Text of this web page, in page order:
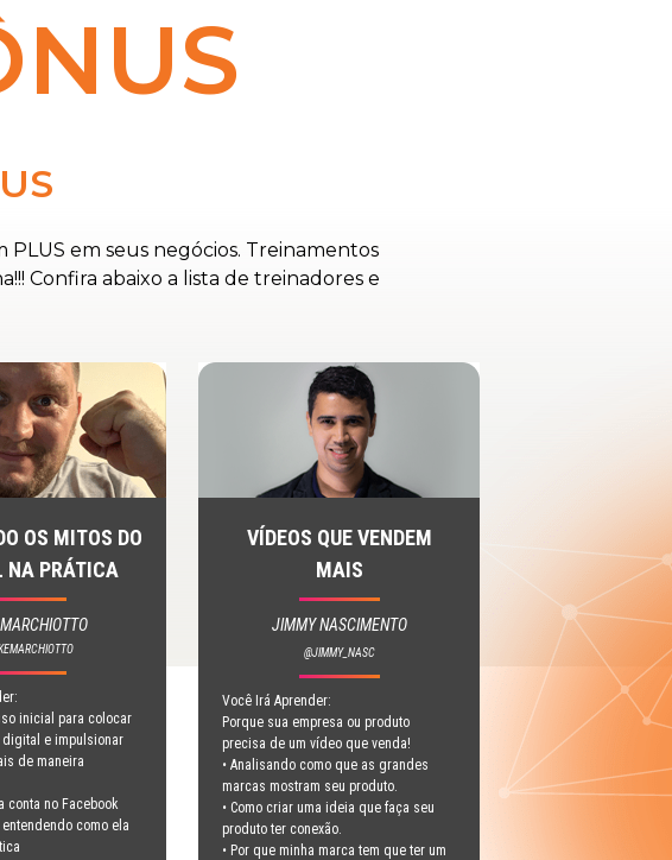
PLUS em seus negócios. Treinamentos
Confira abaixo a lista de treinadores e
OS MITOS DO
NA PRÁTICA
inicial para colocar
digital e impulsionar
de maneira
conta no Facebook
como ela
VÍDEOS QUE VENDEM
MAIS
JIMMY NASCIMENTO
@JIMMY_NASC
Você Irá Aprender:
Porque sua empresa ou produto
precisa de um vídeo que venda!
• Analisando como que as grandes
marcas mostram seu produto.
• Como criar uma ideia que faça seu
produto ter conexão.
• Por que minha marca tem que ter um